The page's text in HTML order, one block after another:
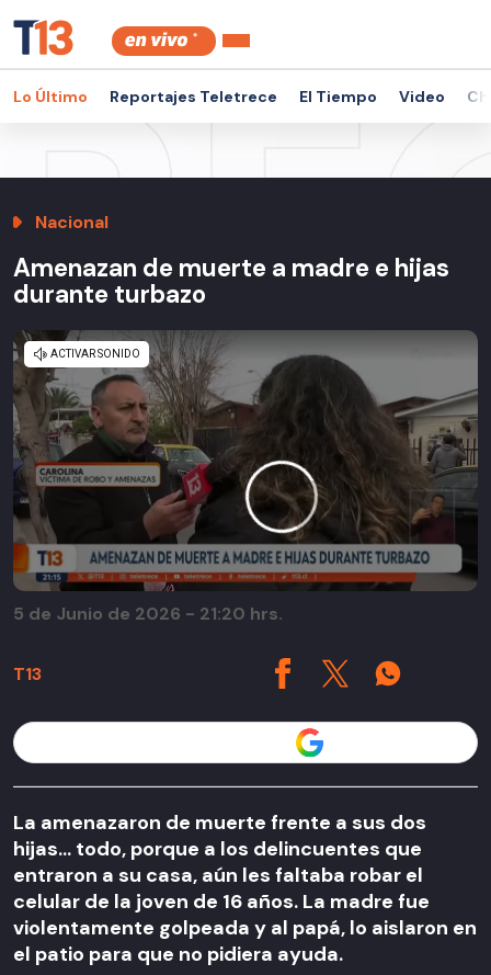
Lo Último Reportajes Teletrece El Tiempo Video
Nacional
Amenazan de muerte a madre e hijas
durante turbazo
T13
5 de Junio de 2026 - 21:20 hrs.
La amenazaron de muerte frente a sus dos
hijas... todo, porque a los delincuentes que
entraron a su casa, aún les faltaba robar el
celular de la joven de 16 años. La madre fue
violentamente golpeada y al papá, lo aislaron en
el patio para que no pidiera ayuda.